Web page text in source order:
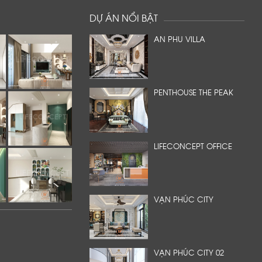
DỰ ÁN NỔI BẬT
AN PHU VILLA
PENTHOUSE THE PEAK
LIFECONCEPT OFFICE
VẠN PHÚC CITY
VẠN PHÚC CITY 02